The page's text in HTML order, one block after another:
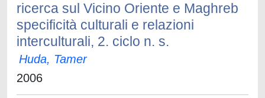
ricerca sul Vicino Oriente e Maghreb
specificità culturali e relazioni
interculturali, 2. ciclo n. s.
Huda, Tamer
2006